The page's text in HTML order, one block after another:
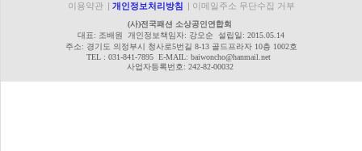
이용약관 | 개인정보처리방침 | 이메일주소 무단수집 거부
(사)전국패션 소상공인연합회
대표: 조배원 개인정보책임자: 강오순 설립일: 2015.05.14
주소: 경기도 의정부시 청사로5번길 8-13 골드프라자 10층 1002호
TEL : 031-841-7895 E-MAIL: baiwoncho@hanmail.net
사업자등록번호: 242-82-00032